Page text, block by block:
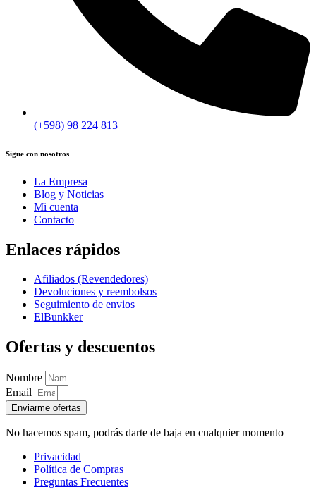
(+598) 98 224 813
Sigue con nosotros
La Empresa
Blog y Noticias
Mi cuenta
Contacto
Enlaces rápidos
Afiliados (Revendedores)
Devoluciones y reembolsos
Seguimiento de envios
ElBunkker
Ofertas y descuentos
Nombre
Email
Enviarme ofertas
No hacemos spam, podrás darte de baja en cualquier momento
Privacidad
Política de Compras
Preguntas Frecuentes